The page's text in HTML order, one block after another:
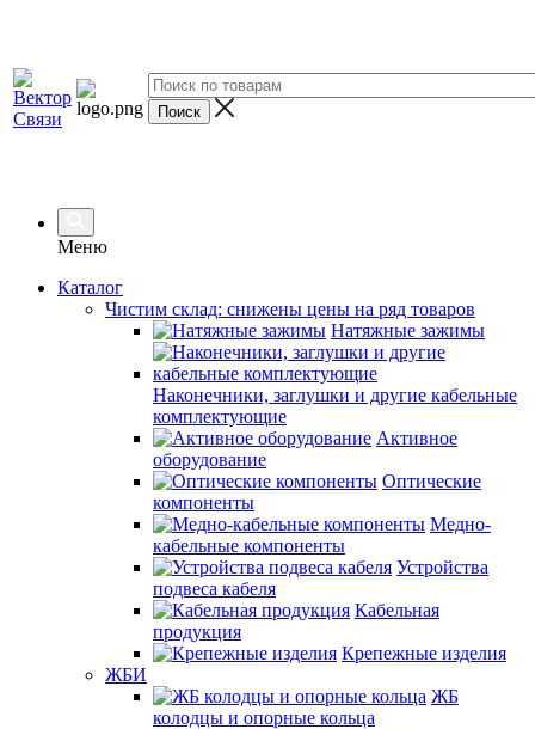
Меню
Каталог
Чистим склад: снижены цены на ряд товаров
Натяжные зажимы
Наконечники, заглушки и другие кабельные
комплектующие
Активное
оборудование
Оптические
компоненты
Медно-
кабельные компоненты
Устройства
подвеса кабеля
Кабельная
продукция
Крепежные изделия
ЖБИ
ЖБ
колодцы и опорные кольца